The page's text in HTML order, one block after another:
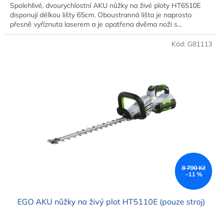
Spolehlivé, dvourychlostní AKU nůžky na živé ploty HT6510E
disponují délkou lišty 65cm. Oboustranná lišta je naprosto
přesně vyříznuta laserem a je opatřena dvěma noži s...
8 790 Kč
–11 %
EGO AKU nůžky na živý plot HT5110E (pouze stroj)
Kód: G81113